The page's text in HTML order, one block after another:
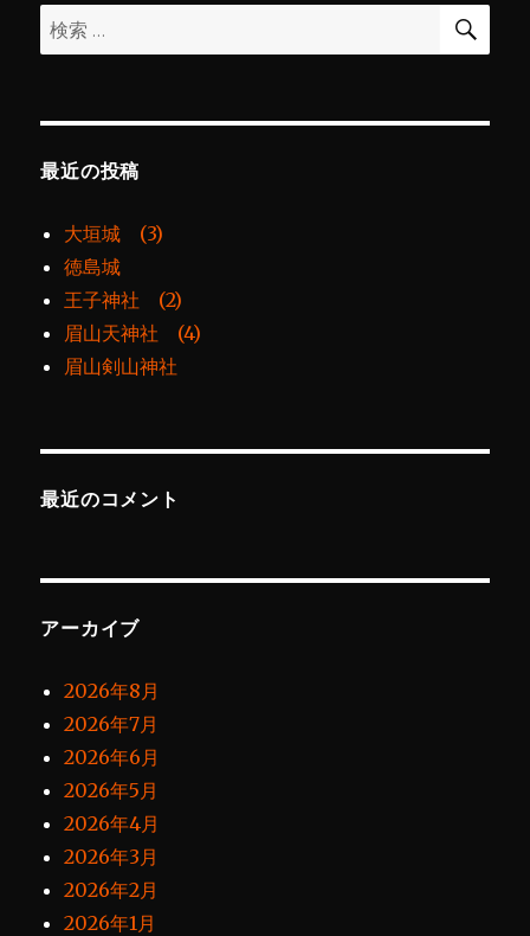
川
社
検
索:
検
最近の投稿
大垣城 (3)
徳島城
王子神社 (2)
眉山天神社 (4)
眉山剣山神社
最近のコメント
アーカイブ
2026年8月
2026年7月
2026年6月
2026年5月
2026年4月
2026年3月
2026年2月
2026年1月